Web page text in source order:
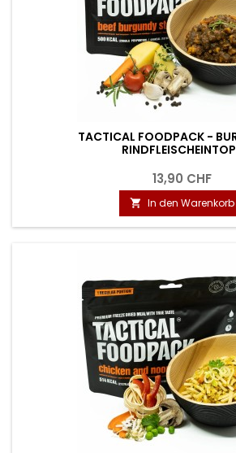
TACTICAL FOODPACK -
13,90 CHF
 In den Warenkorb